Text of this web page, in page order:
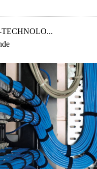
TECHNOLO...